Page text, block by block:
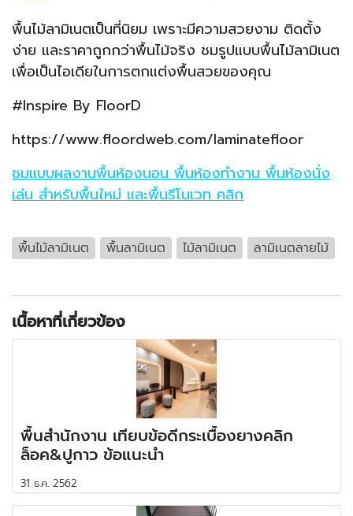
พื้นไม้ลามิเนตเป็นที่นิยม เพราะมีความสวยงาม ติดตั้ง
ง่าย และราคาถูกกว่าพื้นไม้จริง ชมรูปแบบพื้นไม้ลามิเนต
เพื่อเป็นไอเดียในการตกแต่งพื้นสวยของคุณ
#Inspire By FloorD
https://www.floordweb.com/laminatefloor
ชมแบบผลงานพื้นห้องนอน พื้นห้องทำงาน พื้นห้องนั่ง
เล่น สำหรับพื้นใหม่ และพื้นรีโนเวท คลิก
พื้นไม้ลามิเนต พื้นลามิเนต ไม้ลามิเนต ลามิเนตลายไม้
เนื้อหาที่เกี่ยวข้อง
พื้นสำนักงาน เทียบข้อดีกระเบื้องยางคลิก
ล็อค&ปูกาว ข้อแนะนำ
31 ธ.ค. 2562